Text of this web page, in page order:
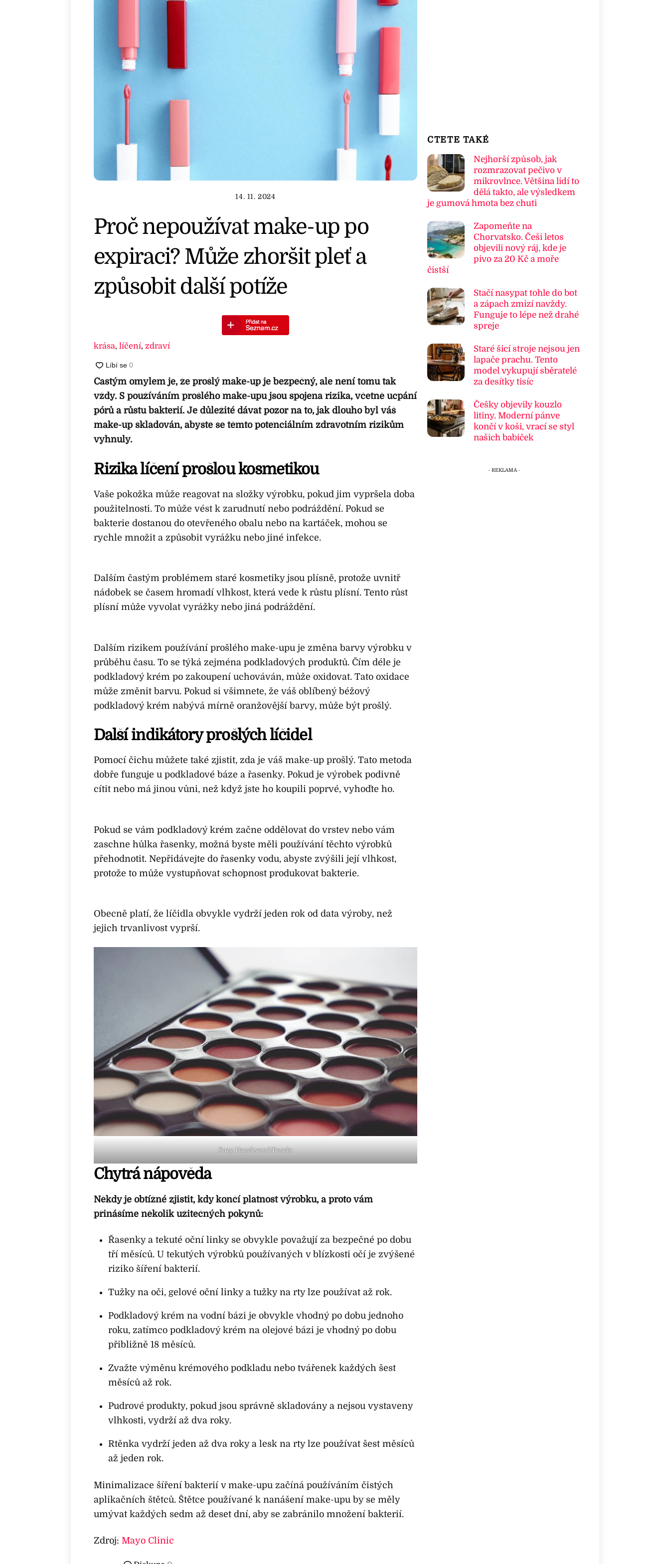
14. 11. 2024
Proč nepoužívat make-up po
expiraci? Může zhoršit pleť a
způsobit další potíže
krása, líčení, zdraví
Častým omylem je, že prošlý make-up je bezpečný, ale není tomu tak
vždy. S používáním prošlého make-upu jsou spojena rizika, včetně ucpání
pórů a růstu bakterií. Je důležité dávat pozor na to, jak dlouho byl váš
make-up skladován, abyste se těmto potenciálním zdravotním rizikům
vyhnuly.
Rizika líčení prošlou kosmetikou
Vaše pokožka může reagovat na složky výrobku, pokud jim vypršela doba
použitelnosti. To může vést k zarudnutí nebo podráždění. Pokud se
bakterie dostanou do otevřeného obalu nebo na kartáček, mohou se
rychle množit a způsobit vyrážku nebo jiné infekce.
Dalším častým problémem staré kosmetiky jsou plísně, protože uvnitř
nádobek se časem hromadí vlhkost, která vede k růstu plísní. Tento růst
plísní může vyvolat vyrážky nebo jiná podráždění.
Dalším rizikem používání prošlého make-upu je změna barvy výrobku v
průběhu času. To se týká zejména podkladových produktů. Čím déle je
podkladový krém po zakoupení uchováván, může oxidovat. Tato oxidace
může změnit barvu. Pokud si všimnete, že váš oblíbený béžový
podkladový krém nabývá mírně oranžovější barvy, může být prošlý.
Další indikátory prošlých líčidel
Pomocí čichu můžete také zjistit, zda je váš make-up prošlý. Tato metoda
dobře funguje u podkladové báze a řasenky. Pokud je výrobek podivně
cítit nebo má jinou vůni, než když jste ho koupili poprvé, vyhoďte ho.
Pokud se vám podkladový krém začne oddělovat do vrstev nebo vám
zaschne hůlka řasenky, možná byste měli používání těchto výrobků
přehodnotit. Nepřidávejte do řasenky vodu, abyste zvýšili její vlhkost,
protože to může vystupňovat schopnost produkovat bakterie.
Obecně platí, že líčidla obvykle vydrží jeden rok od data výroby, než
jejich trvanlivost vyprší.
Suzy Hazelwood/Pexels
Chytrá nápověda
Někdy je obtížné zjistit, kdy končí platnost výrobku, a proto vám
přinášíme několik užitečných pokynů:
Řasenky a tekuté oční linky se obvykle považují za bezpečné po dobu
tří měsíců. U tekutých výrobků používaných v blízkosti očí je zvýšené
riziko šíření bakterií.
Tužky na oči, gelové oční linky a tužky na rty lze používat až rok.
Podkladový krém na vodní bázi je obvykle vhodný po dobu jednoho
roku, zatímco podkladový krém na olejové bázi je vhodný po dobu
přibližně 18 měsíců.
Zvažte výměnu krémového podkladu nebo tvářenek každých šest
měsíců až rok.
Pudrové produkty, pokud jsou správně skladovány a nejsou vystaveny
vlhkosti, vydrží až dva roky.
Rtěnka vydrží jeden až dva roky a lesk na rty lze používat šest měsíců
až jeden rok.
Minimalizace šíření bakterií v make-upu začíná používáním čistých
aplikačních štětců. Štětce používané k nanášení make-upu by se měly
umývat každých sedm až deset dní, aby se zabránilo množení bakterií.
Zdroj: Mayo Clinic
ČTETE TAKÉ
Nejhorší způsob, jak
rozmrazovat pečivo v
mikrovlnce. Většina lidí to
dělá takto, ale výsledkem
je gumová hmota bez chuti
Zapomeňte na
Chorvatsko. Češi letos
objevili nový ráj, kde je
pivo za 20 Kč a moře
čistší
Stačí nasypat tohle do bot
a zápach zmizí navždy.
Funguje to lépe než drahé
spreje
Staré šicí stroje nejsou jen
lapače prachu. Tento
model vykupují sběratelé
za desítky tisíc
Češky objevily kouzlo
litiny. Moderní pánve
končí v koši, vrací se styl
našich babiček